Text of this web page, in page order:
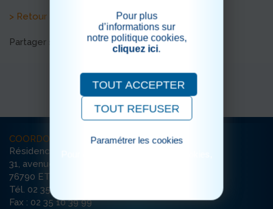
> Retour aux actualités
Partager sur les réseaux sociaux
COORDONNÉES
Résidence Etoile du Matin
31, avenue Damilaville
76790 ETRETAT
Tél. 02 35 10 39 93
Fax : 02 35 10 39 99
Pour plus
d’informations sur
notre politique cookies,
cliquez ici.
TOUT ACCEPTER
TOUT REFUSER
Paramétrer les cookies